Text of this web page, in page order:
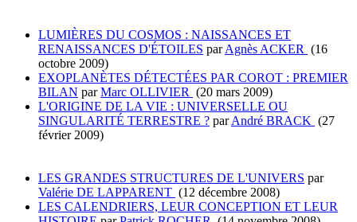
LUMIÈRES DU COSMOS : NAISSANCES ET
RENAISSANCES D'ÉTOILES parAgnès ACKER (16
octobre 2009)
EXOPLANÈTES DÉTECTÉES PAR COROT : PREMIER
BILAN parMarc OLLIVIER (20 mars 2009)
L'ORIGINE DE LA VIE : UNIVERSELLE OU
SINGULARITÉ TERRESTRE ? parAndré BRACK (27
février 2009)
LES GRANDES STRUCTURES DE L'UNIVERS par
Valérie DE LAPPARENT (12 décembre 2008)
LES CALENDRIERS, LEUR CONCEPTION ET LEUR